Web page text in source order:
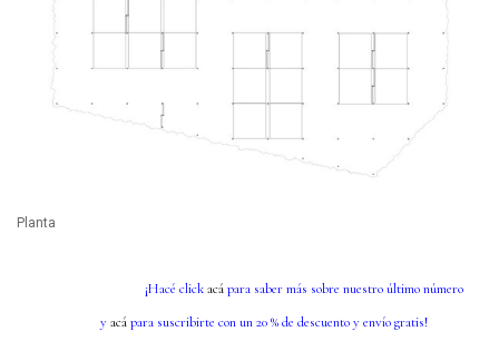
Planta
¡Hacé clickacápara saber más sobre nuestro último número
yacápara suscribirte con un 20 % de descuento y envío gratis!